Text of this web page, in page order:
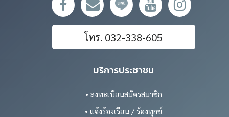
โทร. 032-338-605
บริการประชาชน
• ลงทะเบียนสมัครสมาชิก
• แจ้งร้องเรียน / ร้องทุกข์